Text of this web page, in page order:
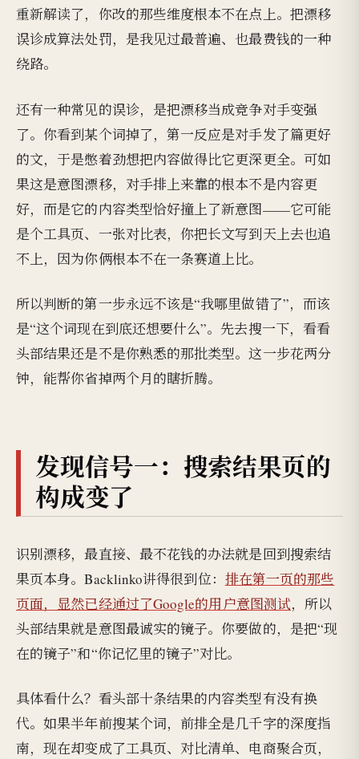
重新解读了，你改的那些维度根本不在点上。把漂移
误诊成算法处罚，是我见过最普遍、也最费钱的一种
绕路。
还有一种常见的误诊，是把漂移当成竞争对手变强
了。你看到某个词掉了，第一反应是对手发了篇更好
的文，于是憋着劲想把内容做得比它更深更全。可如
果这是意图漂移，对手排上来靠的根本不是内容更
好，而是它的内容类型恰好撞上了新意图——它可能
是个工具页、一张对比表，你把长文写到天上去也追
不上，因为你俩根本不在一条赛道上比。
所以判断的第一步永远不该是“我哪里做错了”，而该
是“这个词现在到底还想要什么”。先去搜一下，看看
头部结果还是不是你熟悉的那批类型。这一步花两分
钟，能帮你省掉两个月的瞎折腾。
发现信号一：搜索结果页的
构成变了
识别漂移，最直接、最不花钱的办法就是回到搜索结
果页本身。Backlinko讲得很到位： 排在第一页的那些
页面，显然已经通过了Google的用户意图测试，所以
头部结果就是意图最诚实的镜子。你要做的，是把“现
在的镜子”和“你记忆里的镜子”对比。
具体看什么？看头部十条结果的内容类型有没有换
代。如果半年前搜某个词，前排全是几千字的深度指
南，现在却变成了工具页、对比清单、电商聚合页，